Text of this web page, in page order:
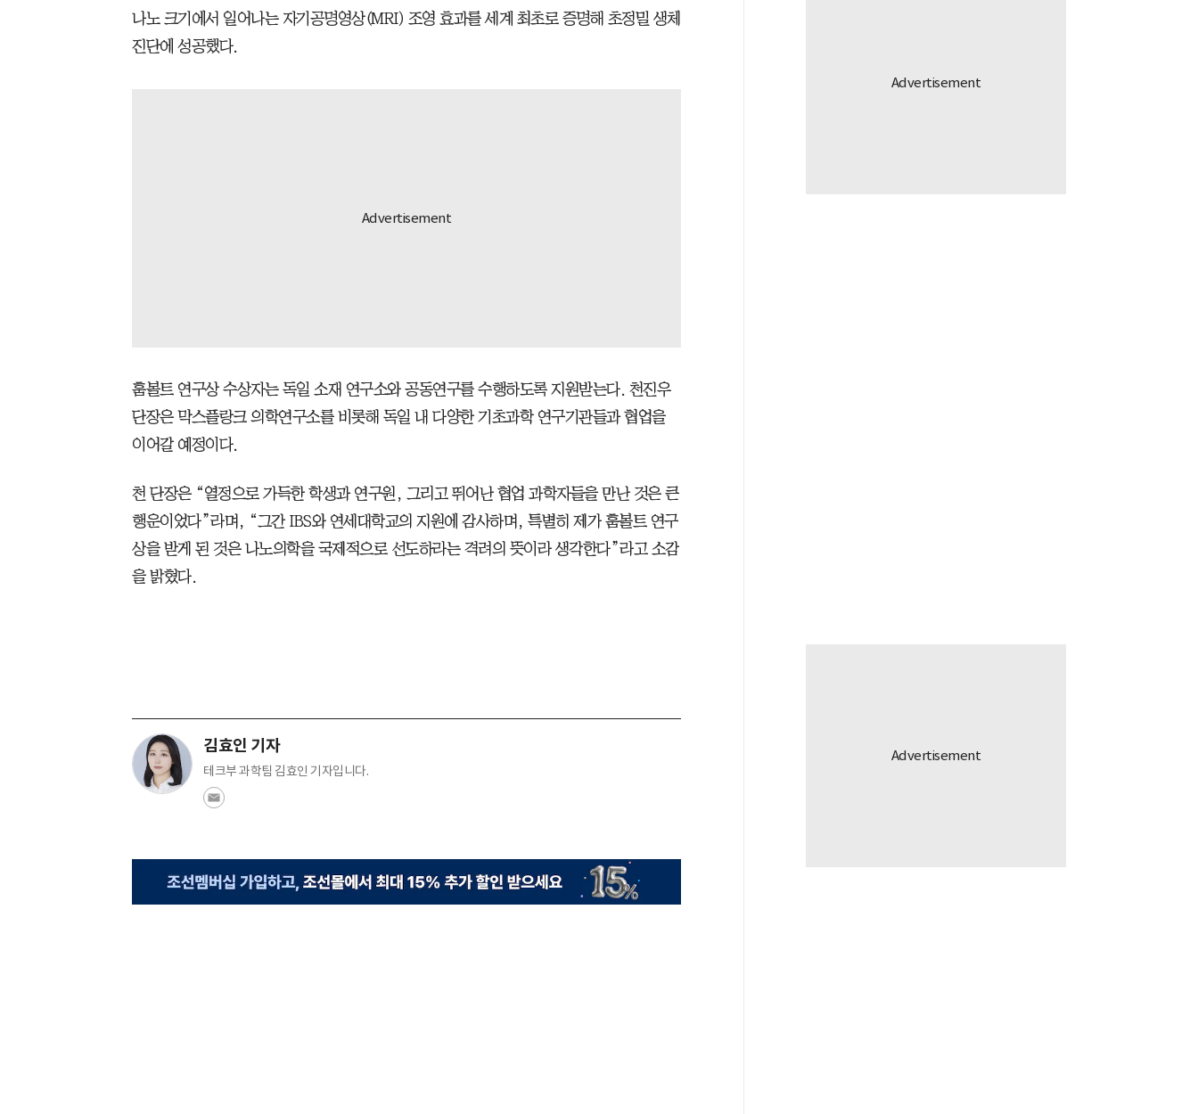
나노 크기에서 일어나는 자기공명영상(MRI) 조영 효과를 세계 최초로 증명해 초정밀 생체
진단에 성공했다.
훔볼트 연구상 수상자는 독일 소재 연구소와 공동연구를 수행하도록 지원받는다. 천진우
단장은 막스플랑크 의학연구소를 비롯해 독일 내 다양한 기초과학 연구기관들과 협업을
이어갈 예정이다.
천 단장은 “열정으로 가득한 학생과 연구원, 그리고 뛰어난 협업 과학자들을 만난 것은 큰
행운이었다”라며, “그간 IBS와 연세대학교의 지원에 감사하며, 특별히 제가 훔볼트 연구
상을 받게 된 것은 나노의학을 국제적으로 선도하라는 격려의 뜻이라 생각한다”라고 소감
을 밝혔다.
김효인 기자
테크부 과학팀 김효인 기자입니다.